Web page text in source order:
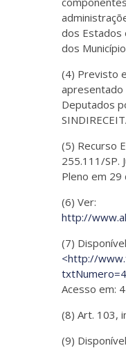
dos Estados
dos
(4) Previsto
apresentado
Deputados
(5) Recurso
255.111/SP.
Pleno em 29
(6) Ver:
http://
(7)
<http://
Acesso em:
(8) Art. 103,
(9)